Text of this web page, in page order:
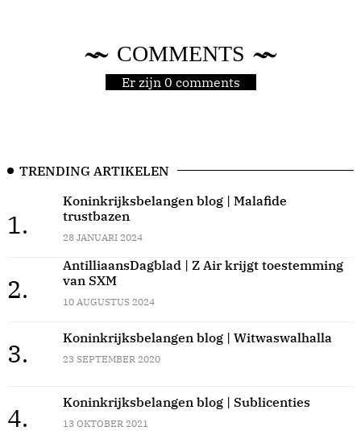
COMMENTS
Er zijn 0 comments
TRENDING ARTIKELEN
1.
Koninkrijksbelangen blog | Malafide
trustbazen
28 JANUARI 2024
2.
AntilliaansDagblad | Z Air krijgt toestemming
van SXM
10 AUGUSTUS 2024
3.
Koninkrijksbelangen blog | Witwaswalhalla
23 SEPTEMBER 2020
4.
Koninkrijksbelangen blog | Sublicenties
13 OKTOBER 2021